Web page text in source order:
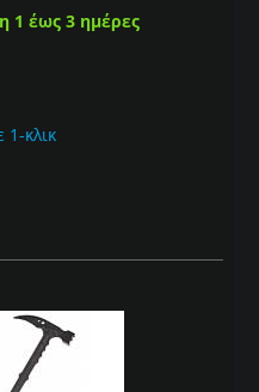
1 έως 3 ημέρες
1-κλικ